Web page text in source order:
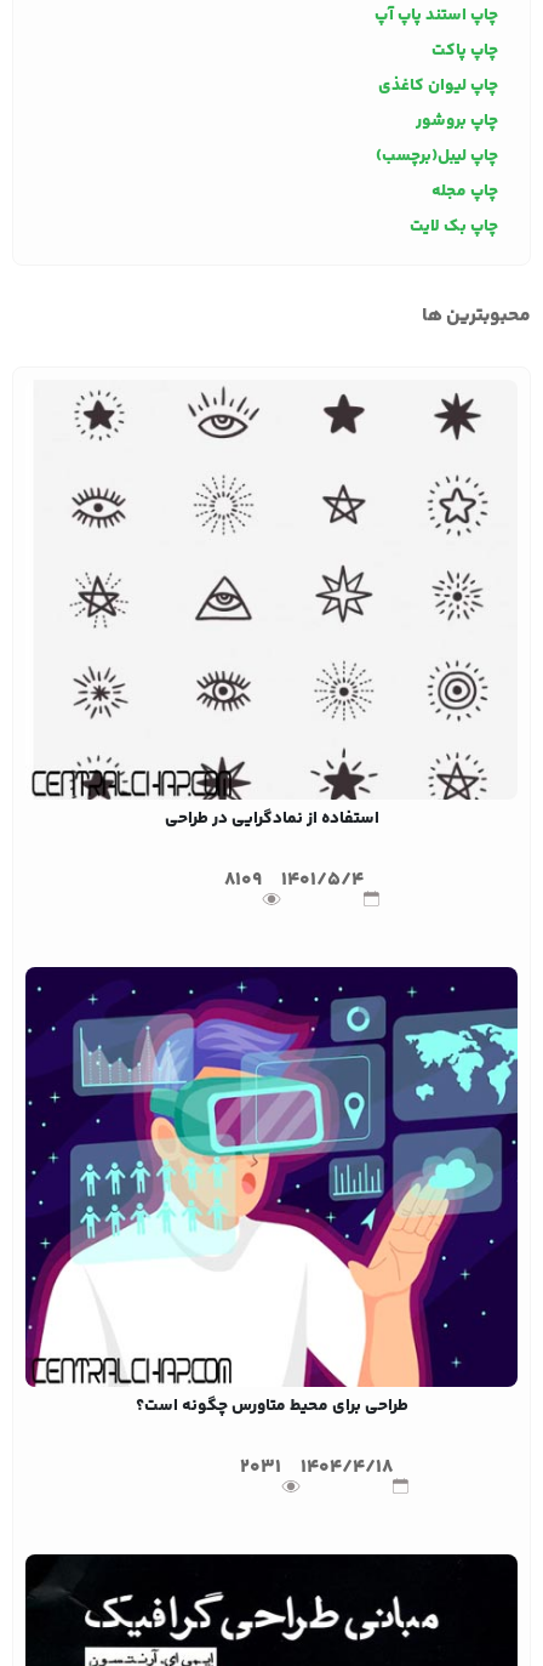
چاپ استند پاپ آپ
چاپ پاکت
چاپ لیوان کاغذی
چاپ بروشور
چاپ لیبل(برچسب)
چاپ مجله
چاپ بک لایت
محبوبترین ها
استفاده از نمادگرایی در طراحی
1401/5/4
8109
طراحی برای محیط متاورس چگونه است؟
1404/4/18
2031